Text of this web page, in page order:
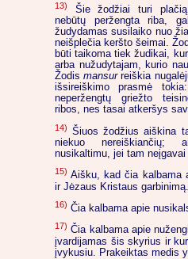
13)
Šie žodžiai turi
nebūtų peržengta riba,
žudydamas susilaiko nuo
neišplečia keršto šeimai.
būti taikoma tiek žudikai,
arba nužudytajam, kurio
Žodismansurreiškia
išsireiškimo prasmė
neperžengtų griežto
ribos, nes tasai atkeršys
14) Šiuos žodžius aiškina
niekuo nereiškiančių;
nusikaltimu, jei tam
15) Aišku, kad čia kalbama
ir Jėzaus Kristaus garbinimą.
16) Čia kalbama apie
17) Čia kalbama apie
įvardijamas šis skyrius ir
įvykusiu. Prakeiktas medis